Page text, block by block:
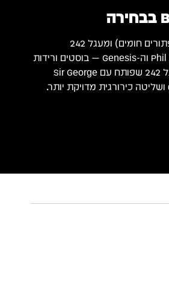
ה-EQ ארבעת-הפסים מציע בחירה בין מעגל 02 (כפתורים חומים) ומעגל 242
(כפתורים שחורים). מעגל 02 הוא ה-EQ של Phil Collins וה-Genesis — בוסטים ורידות
חלקים ורחבים עם עיצוב סימטרי. לעומת זאת, מעגל 242 שפותח עם Sir George
Martin ל-AIR Studios מציע ±18 dB, HPF 18 dB/oct ושליטה כירורגית מדויקת יותר.